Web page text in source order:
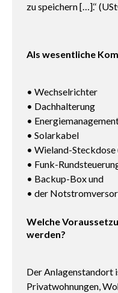
zu speichern […].‘‘
Als wesentliche
• Wechselrichter
• Dachhalterung
•
• Solarkabel
• Wieland-
• Funk-
• Backup-Box und
• der
Welche
werden?
Der Anlagenstandort
Privatwohnungen,